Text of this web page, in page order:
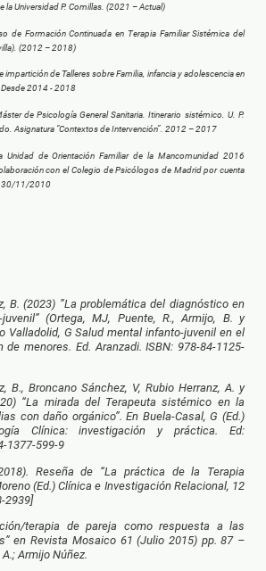
la Universidad P. Comillas. (2021 – Actual)
de Formación Continuada en Terapia Familiar Sistémica del
(2012 – 2018)
de Talleres sobre Familia, infancia y adolescencia en
Desde 2014 - 2018
de Psicología General Sanitaria. Itinerario sistémico. U. P.
Asignatura “Contextos de Intervención”. 2012 – 2017
Unidad de Orientación Familiar de la Mancomunidad 2016
con el Colegio de Psicólogos de Madrid por cuenta
30/11/2010
B. (2023) ”La problemática del diagnóstico en
(Ortega, MJ, Puente, R., Armijo, B. y
Valladolid, G Salud mental infanto-juvenil en el
menores. Ed. Aranzadi. ISBN: 978-84-1125-
B., Broncano Sánchez, V, Rubio Herranz, A. y
“La mirada del Terapeuta sistémico en la
con daño orgánico”. En Buela-Casal, G (Ed.)
Clínica: investigación y práctica. Ed:
1377-599-9
Reseña de “La práctica de la Terapia
(Ed.) Clínica e Investigación Relacional, 12
2939]
terapia de pareja como respuesta a las
en Revista Mosaico 61 (Julio 2015) pp. 87 –
Armijo Núñez.